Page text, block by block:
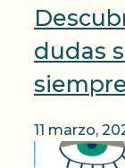
dudas
11 marzo,